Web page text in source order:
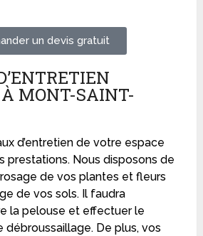
un devis gratuit
À MONT-SAINT-
d’entretien de votre espace
prestations. Nous disposons de
de vos plantes et fleurs
de vos sols. Il faudra
la pelouse et effectuer le
débroussaillage. De plus, vos